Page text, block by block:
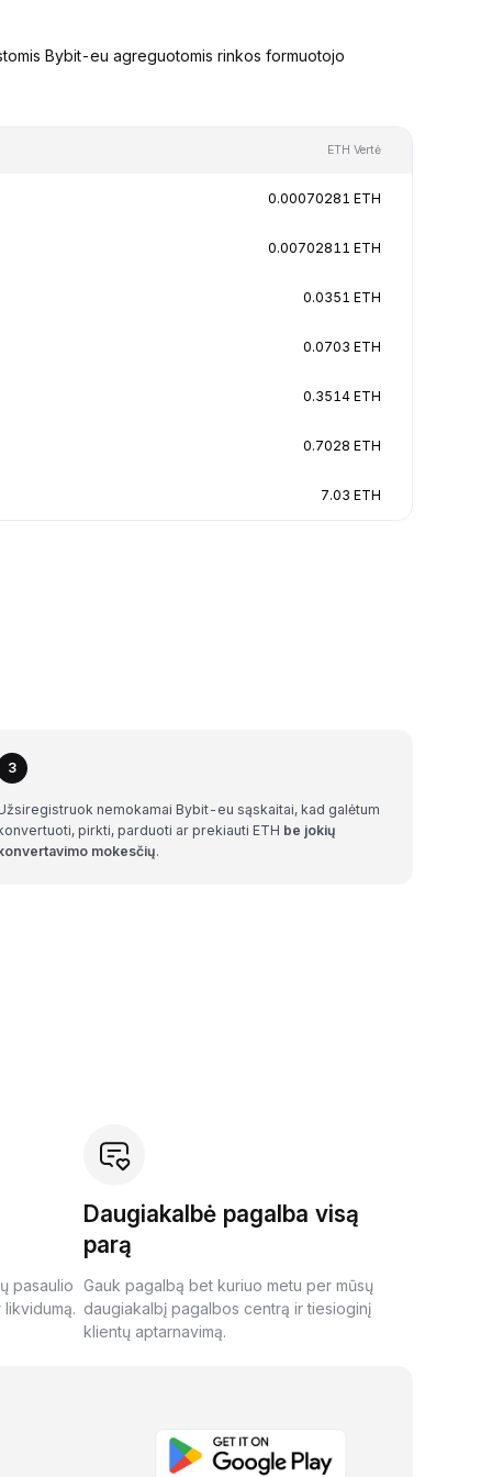
Bybit-eu agreguotomis rinkos formuotojo
ETH Vertė
0.00070281 ETH
0.00702811 ETH
0.0351 ETH
0.0703 ETH
0.3514 ETH
0.7028 ETH
7.03 ETH
3
nemokamai Bybit-eu sąskaitai, kad galėtum
pirkti, parduoti ar prekiauti ETH be jokių
mokesčių.
pasaulio
Daugiakalbė pagalba visą
parą
Gauk pagalbą bet kuriuo metu per mūsų
daugiakalbį pagalbos centrą ir tiesioginį
klientų aptarnavimą.